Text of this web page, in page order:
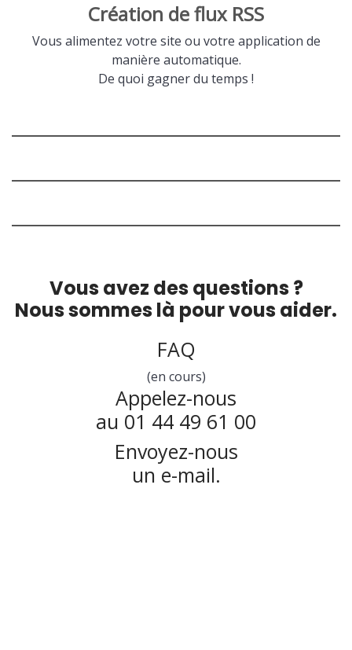
Création de flux RSS
Vous alimentez votre site ou votre application de
manière automatique.
De quoi gagner du temps !
Vous avez des questions ?
Nous sommes là pour vous aider.
FAQ
(en cours)
Appelez-nous
au 01 44 49 61 00
Envoyez-nous
un e-mail.